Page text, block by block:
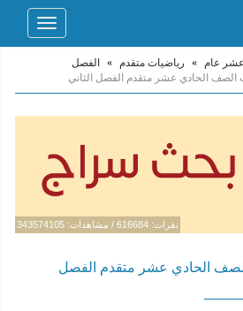
Toggle
عام » رياضيات متقدم »
الفصل
الصف الحادي عشر متقدم الفصل الثاني
نقرات: 616684 / مشاهدات: 343574105
الحادي عشر متقدم الفصل